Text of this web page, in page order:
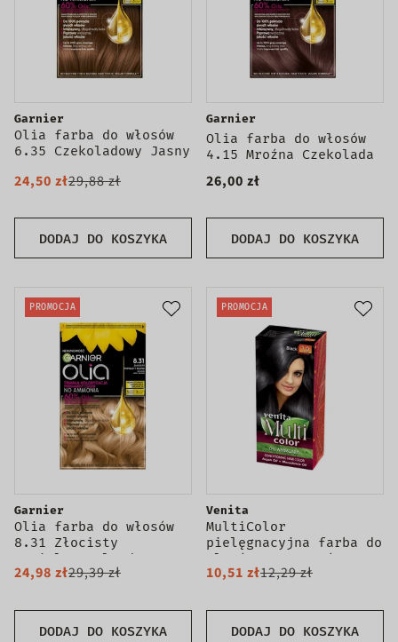
DODAJ DO KOSZYKA
Garnier
Olia farba do włosów
6.35 Czekoladowy Jasny
24,50 zł29,88 zł
DODAJ DO KOSZYKA
Garnier
Olia farba do włosów
4.15 Mroźna Czekolada
26,00 zł
PROMOCJA
DODAJ DO KOSZYKA
Garnier
Olia farba do włosów
8.31 Złocisty
Popielaty Blond
24,98 zł29,39 zł
PROMOCJA
DODAJ DO KOSZYKA
Venita
MultiColor
pielęgnacyjna farba do
włosów 1.0 Czerń
10,51 zł12,29 zł